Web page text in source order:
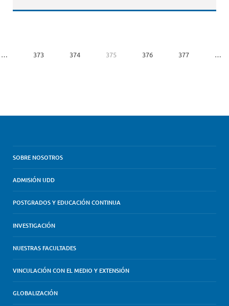
… 373 374 375 376 377 …
SOBRE NOSOTROS
ADMISIÓN UDD
POSTGRADOS Y EDUCACIÓN CONTINUA
INVESTIGACIÓN
NUESTRAS FACULTADES
VINCULACIÓN CON EL MEDIO Y EXTENSIÓN
GLOBALIZACIÓN